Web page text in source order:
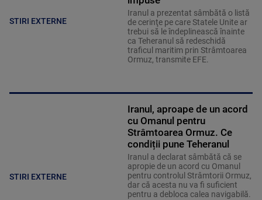
STIRI EXTERNE
Iranul a prezentat sâmbătă o listă
de cerinţe pe care Statele Unite ar
trebui să le îndeplinească înainte
ca Teheranul să redeschidă
traficul maritim prin Strâmtoarea
Ormuz, transmite EFE.
STIRI EXTERNE
Iranul, aproape de un acord
cu Omanul pentru
Strâmtoarea Ormuz. Ce
condiții pune Teheranul
Iranul a declarat sâmbătă că se
apropie de un acord cu Omanul
pentru controlul Strâmtorii Ormuz,
dar că acesta nu va fi suficient
pentru a debloca calea navigabilă.